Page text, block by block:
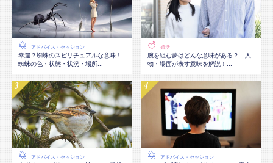
アドバイス・セッション
幸運？蜘蛛のスピリチュアルな意味！
蜘蛛の色・状態・状況・場所...
婚活
腕を組む夢はどんな意味がある？ 人
物・場面が表す意味を解説！...
アドバイス・セッション アドバイス・セッション